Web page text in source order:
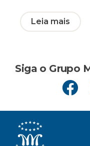
Leia mais
Siga o Grupo